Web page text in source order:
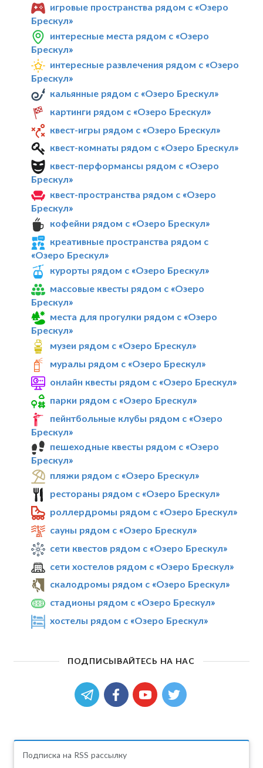
игровые пространства рядом с «Озеро
Брескул»
интересные места рядом с «Озеро
Брескул»
интересные развлечения рядом с «Озеро
Брескул»
кальянные рядом с «Озеро Брескул»
картинги рядом с «Озеро Брескул»
квест-игры рядом с «Озеро Брескул»
квест-комнаты рядом с «Озеро Брескул»
квест-перформансы рядом с «Озеро
Брескул»
квест-пространства рядом с «Озеро
Брескул»
кофейни рядом с «Озеро Брескул»
креативные пространства рядом с
«Озеро Брескул»
курорты рядом с «Озеро Брескул»
массовые квесты рядом с «Озеро
Брескул»
места для прогулки рядом с «Озеро
Брескул»
музеи рядом с «Озеро Брескул»
муралы рядом с «Озеро Брескул»
онлайн квесты рядом с «Озеро Брескул»
парки рядом с «Озеро Брескул»
пейнтбольные клубы рядом с «Озеро
Брескул»
пешеходные квесты рядом с «Озеро
Брескул»
пляжи рядом с «Озеро Брескул»
рестораны рядом с «Озеро Брескул»
роллердромы рядом с «Озеро Брескул»
сауны рядом с «Озеро Брескул»
сети квестов рядом с «Озеро Брескул»
сети хостелов рядом с «Озеро Брескул»
скалодромы рядом с «Озеро Брескул»
стадионы рядом с «Озеро Брескул»
хостелы рядом с «Озеро Брескул»
ПОДПИСЫВАЙТЕСЬ НА НАС
Подписка на RSS рассылку